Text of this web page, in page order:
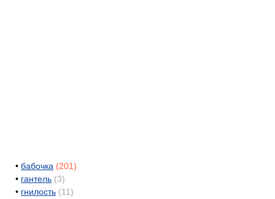
• бабочка (201)
• гантель (3)
• гнилость (11)